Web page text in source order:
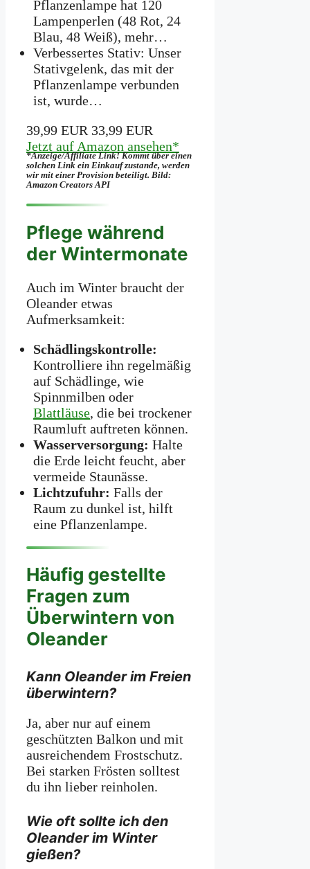
Pflanzenlampe hat 120
Lampenperlen (48 Rot, 24
Blau, 48 Weiß), mehr…
Verbessertes Stativ: Unser
Stativgelenk, das mit der
Pflanzenlampe verbunden
ist, wurde…
39,99 EUR 33,99 EUR
Jetzt auf Amazon ansehen*
*Anzeige/Affiliate Link! Kommt über einen
solchen Link ein Einkauf zustande, werden
wir mit­ einer Provision beteiligt. Bild:
Amazon Creators API
Pflege während
der Wintermonate
Auch im Winter braucht der
Oleander etwas
Aufmerksamkeit:
Schädlingskontrolle:
Kontrolliere ihn regelmäßig
auf Schädlinge, wie
Spinnmilben oder
Blattläuse, die bei trockener
Raumluft auftreten können.
Wasserversorgung: Halte
die Erde leicht feucht, aber
vermeide Staunässe.
Lichtzufuhr: Falls der
Raum zu dunkel ist, hilft
eine Pflanzenlampe.
Häufig gestellte
Fragen zum
Überwintern von
Oleander
Kann Oleander im Freien
überwintern?
Ja, aber nur auf einem
geschützten Balkon und mit
ausreichendem Frostschutz.
Bei starken Frösten solltest
du ihn lieber reinholen.
Wie oft sollte ich den
Oleander im Winter
gießen?